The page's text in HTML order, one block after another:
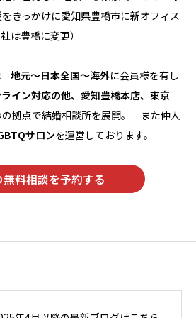
きっかけに愛知県豊橋市に新オフィス
は豊橋に変更）
地元～日本全国～海外に会員様を有し
イン対応の他、愛知豊橋本店、東京
の拠点で結婚相談所を展開。 また仲人
サロンを運営しております。
料相談を予約する